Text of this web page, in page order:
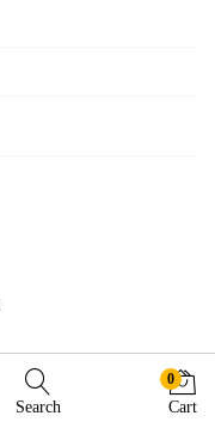
Search
0
Cart